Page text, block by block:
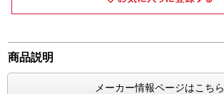
商品説明
メーカー情報ページはこちら